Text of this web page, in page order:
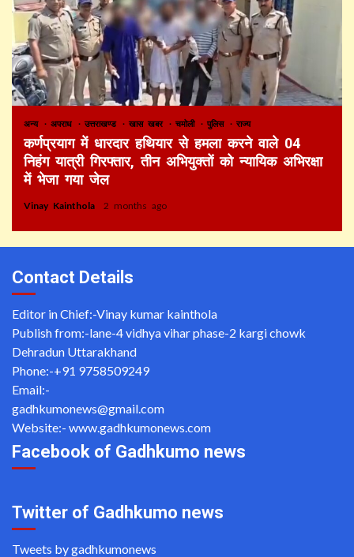
अन्य अपराध उत्तराखण्ड खास खबर चमोली पुलिस राज्य
कर्णप्रयाग में धारदार हथियार से हमला करने वाले 04
निहंग यात्री गिरफ्तार, तीन अभियुक्तों को न्यायिक अभिरक्षा
में भेजा गया जेल
Vinay Kainthola 2 months ago
Contact Details
Editor in Chief:-Vinay kumar kainthola
Publish from:-lane-4 vidhya vihar phase-2 kargi chowk
Dehradun Uttarakhand
Phone:-+91 9758509249
Email:-
gadhkumonews@gmail.com
Website:- www.gadhkumonews.com
Facebook of Gadhkumo news
Twitter of Gadhkumo news
Tweets by gadhkumonews